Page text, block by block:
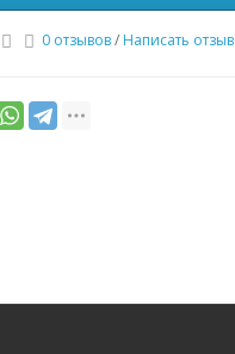
0 отзывов/ Написать отзыв